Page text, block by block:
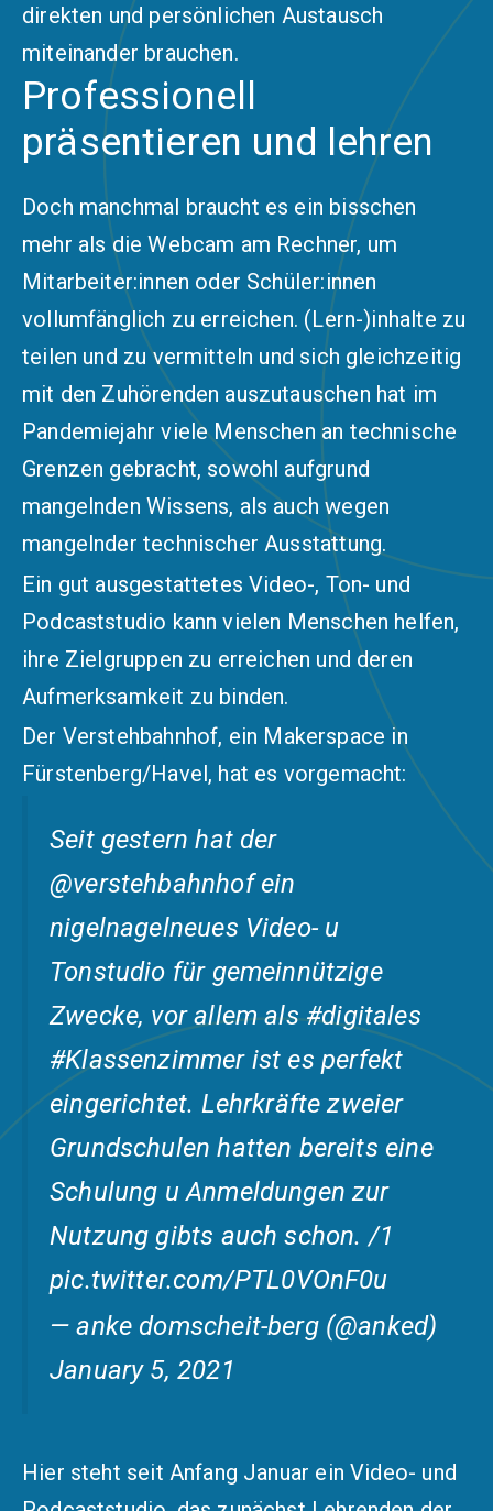
direkten und persönlichen Austausch
miteinander brauchen.
Professionell
präsentieren und lehren
Doch manchmal braucht es ein bisschen
mehr als die Webcam am Rechner, um
Mitarbeiter:innen oder Schüler:innen
vollumfänglich zu erreichen. (Lern-)inhalte zu
teilen und zu vermitteln und sich gleichzeitig
mit den Zuhörenden auszutauschen hat im
Pandemiejahr viele Menschen an technische
Grenzen gebracht, sowohl aufgrund
mangelnden Wissens, als auch wegen
mangelnder technischer Ausstattung.
Ein gut ausgestattetes Video-, Ton- und
Podcaststudio kann vielen Menschen helfen,
ihre Zielgruppen zu erreichen und deren
Aufmerksamkeit zu binden.
Der Verstehbahnhof, ein Makerspace in
Fürstenberg/Havel, hat es vorgemacht:
Seit gestern hat der
@verstehbahnhofein
nigelnagelneues Video- u
Tonstudio für gemeinnützige
Zwecke, vor allem als#digitales
#Klassenzimmerist es perfekt
eingerichtet. Lehrkräfte zweier
Grundschulen hatten bereits eine
Schulung u Anmeldungen zur
Nutzung gibts auch schon. /1
pic.twitter.com/PTL0VOnF0u
— anke domscheit-berg (@anked)
January 5, 2021
Hier steht seit Anfang Januar ein Video- und